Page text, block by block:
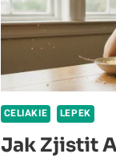
CELIAKIE LEPEK
Jak Zjistit